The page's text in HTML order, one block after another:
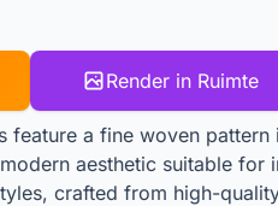
Render in Ruimte
feature a fine woven pattern
aesthetic suitable for
crafted from high-